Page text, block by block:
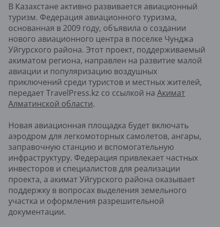
В Казахстане активно развивается авиационный
туризм. Федерация авиационного туризма,
основанная в 2009 году, объявила о создании
нового авиационного центра в поселке Чунджа
Уйгурского района. Этот проект, поддерживаемый
акиматом региона, направлен на развитие малой
авиации и популяризацию воздушных
приключений среди туристов и местных жителей,
передает TravelPress.kz со ссылкой на Акимат
Алматинской области.
Новая авиационная площадка будет включать
аэродром для легкомоторных самолетов, ангары,
заправочную станцию и вспомогательную
инфраструктуру. Федерация привлекает частных
инвесторов и специалистов для реализации
проекта, а акимат Уйгурского района оказывает
поддержку в вопросах выделения земельного
участка и оформления разрешительной
документации.